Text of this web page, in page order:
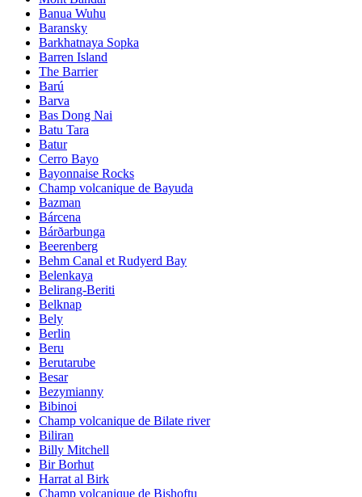
Banua Wuhu
Baransky
Barkhatnaya Sopka
Barren Island
The Barrier
Barú
Barva
Bas Dong Nai
Batu Tara
Batur
Cerro Bayo
Bayonnaise Rocks
Champ volcanique de Bayuda
Bazman
Bárcena
Bárðarbunga
Beerenberg
Behm Canal et Rudyerd Bay
Belenkaya
Belirang-Beriti
Belknap
Bely
Berlin
Beru
Berutarube
Besar
Bezymianny
Bibinoi
Champ volcanique de Bilate river
Biliran
Billy Mitchell
Bir Borhut
Harrat al Birk
Champ volcanique de Bishoftu